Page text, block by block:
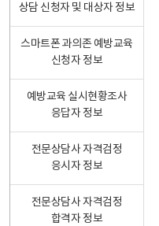
상담 신청자 및 대상자 정보
스마트폰 과의존 예방교육
신청자 정보
예방교육 실시현황조사
응답자 정보
전문상담사 자격검정
응시자 정보
전문상담사 자격검정
합격자 정보